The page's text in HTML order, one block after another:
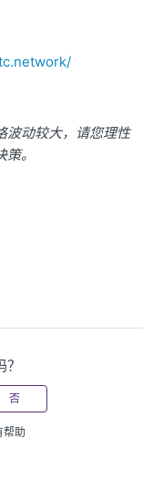
波动较大，请您理性
。
帮助